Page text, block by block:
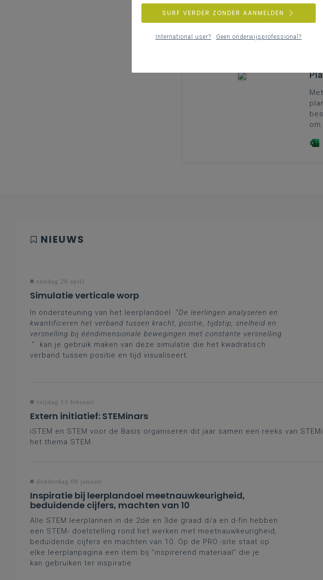
NIEUWS
zondag 26 april
Simulatie verticale worp
In ondersteuning van het leerplandoel "De leerlingen analyseren en
kwantificeren het verband tussen kracht, positie, tijdstip, snelheid en
versnelling bij ééndimensionale bewegingen met constante versnelling
." kan je gebruik maken van deze simulatie die het kwadratisch
verband tussen positie en tijd visualiseert.
vrijdag 13 februari
Extern initiatief: STEMinars
iSTEM en STEM voor de Basis organiseren dit jaar samen een reeks van
het thema STEM.
donderdag 08 januari
Inspiratie bij leerplandoel meetnauwkeurigheid,
beduidende cijfers, machten van 10
Alle STEM leerplannen in de 2de en 3de graad d/a en d-fin hebben
een STEM- doelstelling rond het werken met meetnauwkeurigheid,
beduidende cijfers en machten van 10. Op de PRO.-site staat op
elke leerplanpagina een item bij "inspirerend materiaal" die je
kan gebruiken ter inspiratie.
SURF VERDER ZONDER AANMELDEN
International user? Geen onderwijsprofessional?